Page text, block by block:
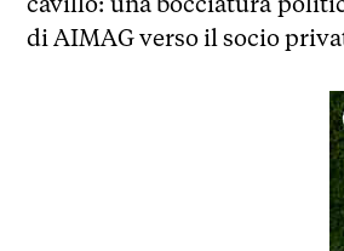
di AIMAG verso il socio